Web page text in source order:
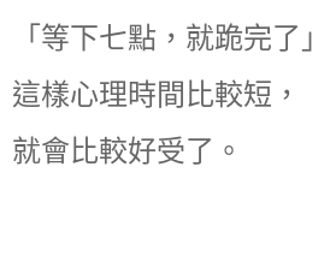
「等下七點，就跪完了」
這樣心理時間比較短，
就會比較好受了。